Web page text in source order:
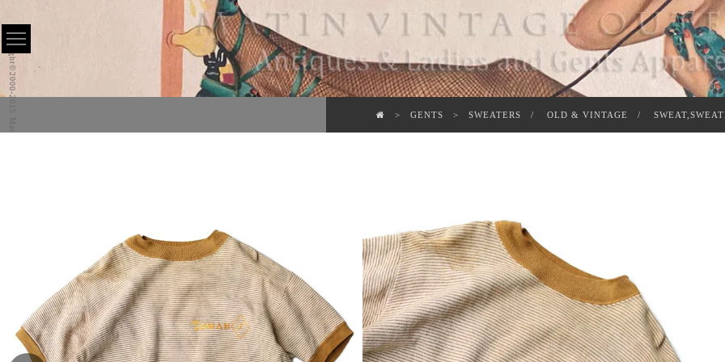
Copyright©2000-2015 Matin All Rights Reserved. GENTS SWEATERS OLD & VINTAGE